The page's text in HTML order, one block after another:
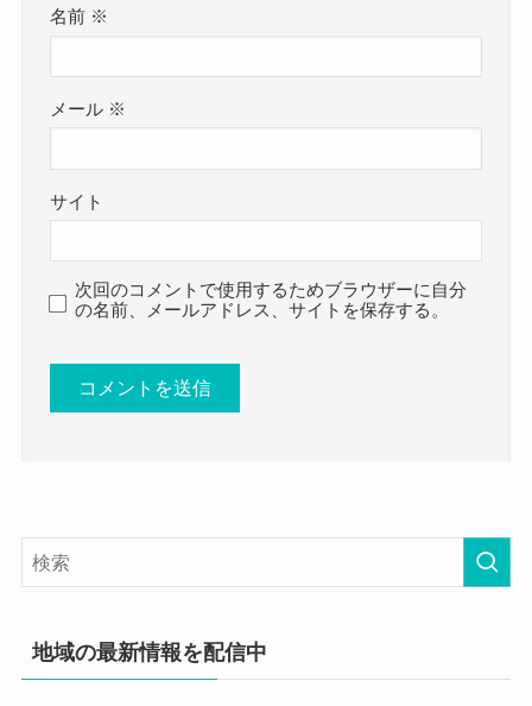
名前 ※
メール ※
サイト
次回のコメントで使用するためブラウザーに自分
の名前、メールアドレス、サイトを保存する。
地域の最新情報を配信中